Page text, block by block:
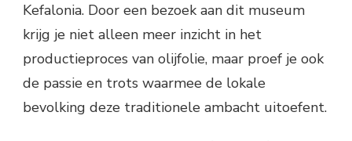
Kefalonia. Door een bezoek aan dit museum
krijg je niet alleen meer inzicht in het
productieproces van olijfolie, maar proef je ook
de passie en trots waarmee de lokale
bevolking deze traditionele ambacht uitoefent.